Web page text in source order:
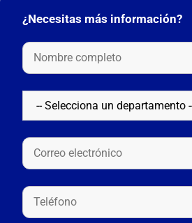
¿Necesitas más información?